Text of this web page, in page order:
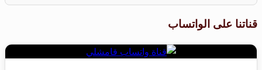
قناتنا على الواتساب